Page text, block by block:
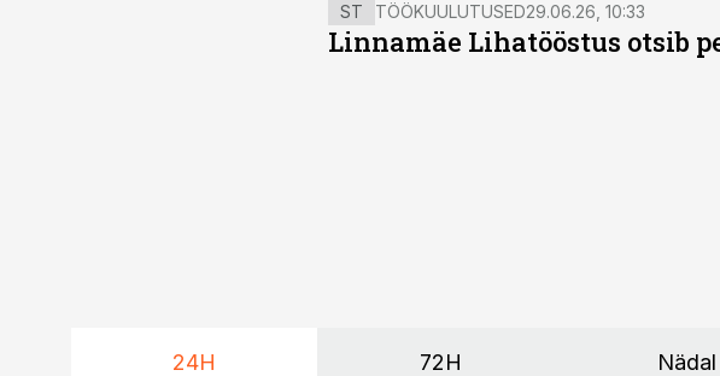
ST TÖÖKUULUTUSED29.06.26, 10:33
Linnamäe Lihatööstus otsib
24H 72H Nädal